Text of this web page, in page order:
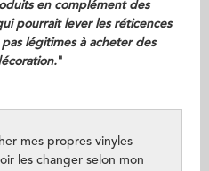
en complément des
pourrait lever les réticences
légitimes à acheter des
"
mes propres vinyles
les changer selon mon